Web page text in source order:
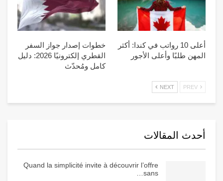
أعلى 10 رواتب في كندا: أكثر
المهن طلبًا وأعلى الأجور
خطوات إصدار جواز السفر
القطري إلكترونيًا 2026: دليل
كامل ومُحدّث
NEXT
أحدث المقالات
Quand la simplicité invite à découvrir l’offre
sans…